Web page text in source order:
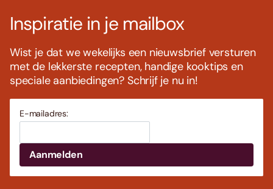
Inspiratie in je mailbox
Wist je dat we wekelijks een nieuwsbrief versturen
met de lekkerste recepten, handige kooktips en
speciale aanbiedingen? Schrijf je nu in!
E-mailadres: